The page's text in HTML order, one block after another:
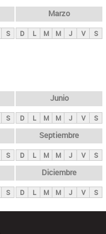
S
Marzo
D L M M J V S
S
Junio
D L M M J V S
S
Septiembre
D L M M J V S
S
Diciembre
D L M M J V S